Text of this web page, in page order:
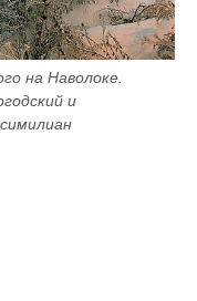
на Наволоке.
и